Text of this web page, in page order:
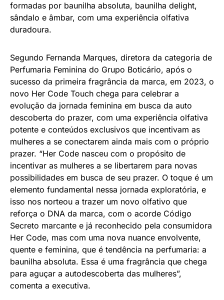
formadas por baunilha absoluta, baunilha delight,
sândalo e âmbar, com uma experiência olfativa
duradoura.
Segundo Fernanda Marques, diretora da categoria de
Perfumaria Feminina do Grupo Boticário, após o
sucesso da primeira fragrância da marca, em 2023, o
novo Her Code Touch chega para celebrar a
evolução da jornada feminina em busca da auto
descoberta do prazer, com uma experiência olfativa
potente e conteúdos exclusivos que incentivam as
mulheres a se conectarem ainda mais com o próprio
prazer. “Her Code nasceu com o propósito de
incentivar as mulheres a se libertarem para novas
possibilidades em busca de seu prazer. O toque é um
elemento fundamental nessa jornada exploratória, e
isso nos norteou a trazer um novo olfativo que
reforça o DNA da marca, com o acorde Código
Secreto marcante e já reconhecido pela consumidora
Her Code, mas com uma nova nuance envolvente,
quente e feminina, que é tendência na perfumaria: a
baunilha absoluta. Essa é uma fragrância que chega
para aguçar a autodescoberta das mulheres”,
comenta a executiva.